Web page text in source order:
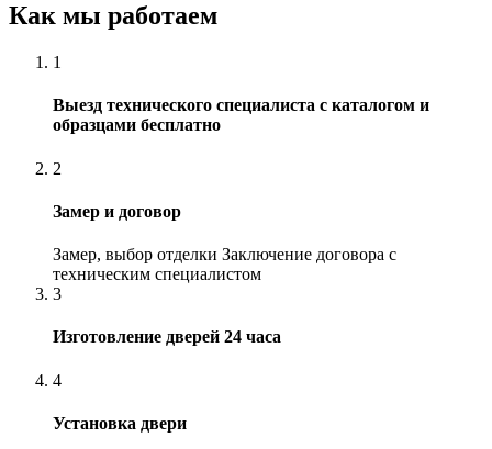
Как мы работаем
1
Выезд технического специалиста с каталогом и
образцами бесплатно
2
Замер и договор
Замер, выбор отделки Заключение договора с
техническим специалистом
3
Изготовление дверей 24 часа
4
Установка двери